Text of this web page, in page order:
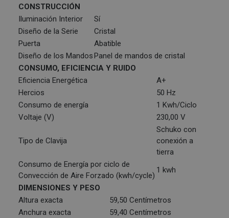
CONSTRUCCIÓN
Iluminación Interior
Sí
Diseño de la Serie
Cristal
Puerta
Abatible
Diseño de los MandosPanel de mandos de cristal
CONSUMO, EFICIENCIA Y RUIDO
Eficiencia Energética
A+
Hercios
50 Hz
Consumo de energía
1 Kwh/Ciclo
Voltaje (V)
230,00 V
Tipo de Clavija
Schuko con
conexión a
tierra
Consumo de Energía por ciclo de
Convección de Aire Forzado (kwh/cycle)
1 kwh
DIMENSIONES Y PESO
Altura exacta
59,50 Centímetros
Anchura exacta
59,40 Centímetros